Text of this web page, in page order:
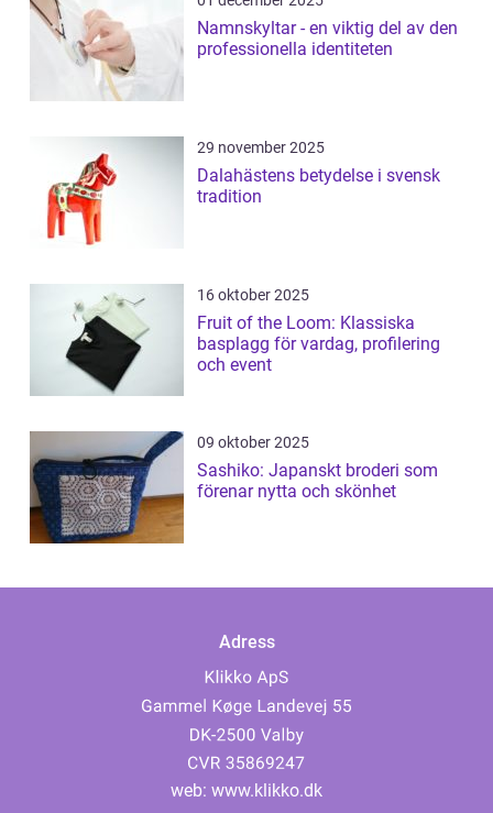
Namnskyltar - en viktig del av den
professionella identiteten
29 november 2025
Dalahästens betydelse i svensk
tradition
16 oktober 2025
Fruit of the Loom: Klassiska
basplagg för vardag, profilering
och event
09 oktober 2025
Sashiko: Japanskt broderi som
förenar nytta och skönhet
Adress
web: www.klikko.dk